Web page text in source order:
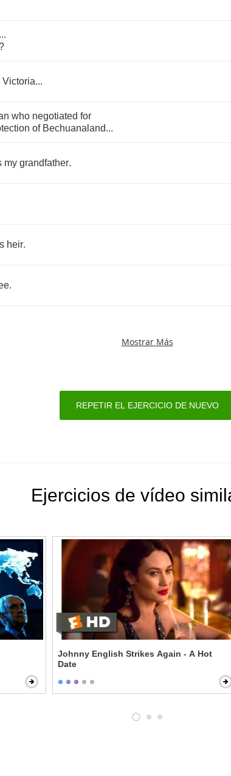
Victoria...
who negotiated for
of Bechuanaland...
my grandfather.
heir.
.
Mostrar Más
REPETIR EL EJERCICIO DE NUEVO
Ejercicios de vídeo
Johnny English Strikes Again - A Hot
Date